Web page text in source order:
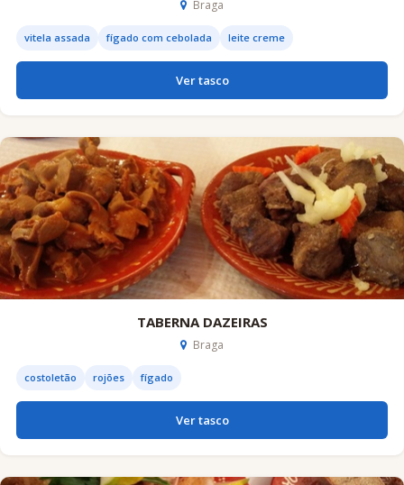
Braga
vitela assada fígado com cebolada leite creme
Ver tasco
TABERNA DAZEIRAS
Braga
costoletão rojões fígado
Ver tasco